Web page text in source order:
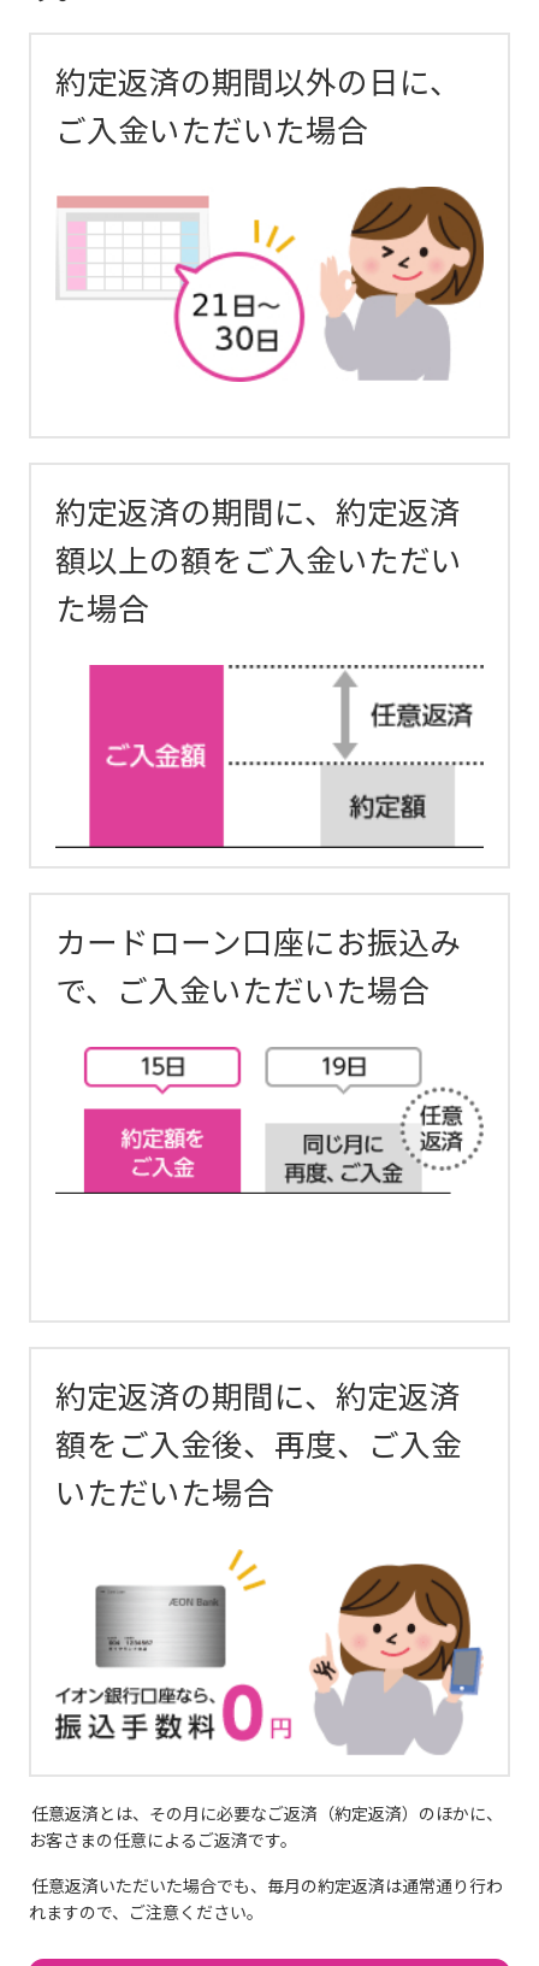
約定返済の期間以外の日に、
ご入金いただいた場合
約定返済の期間に、約定返済
額以上の額をご入金いただい
た場合
カードローン口座にお振込み
で、ご入金いただいた場合
約定返済の期間に、約定返済
額をご入金後、再度、ご入金
いただいた場合
任意返済とは、その月に必要なご返済（約定返済）のほかに、
お客さまの任意によるご返済です。
任意返済いただいた場合でも、毎月の約定返済は通常通り行わ
れますので、ご注意ください。